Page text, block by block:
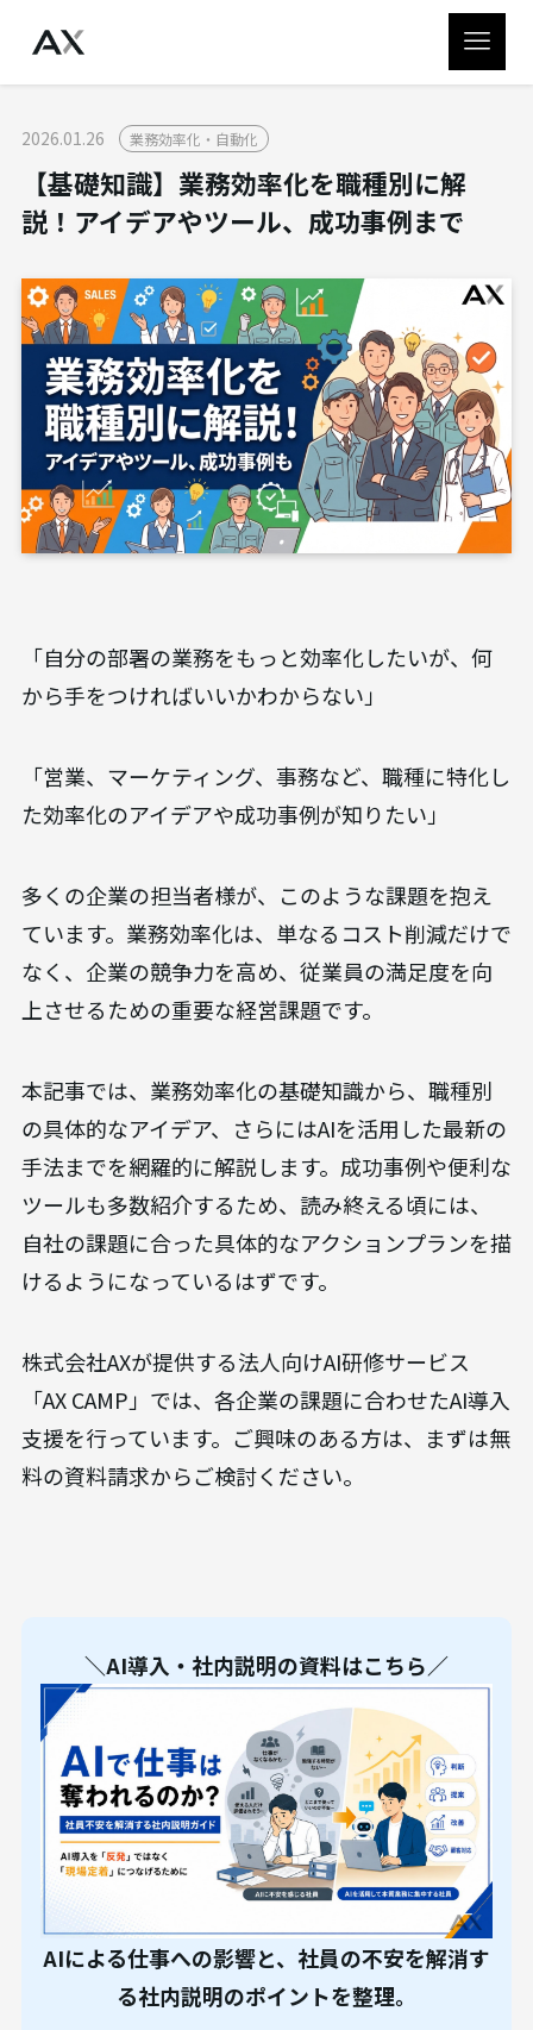
2026.01.26 業務効率化・自動化
【基礎知識】業務効率化を職種別に解
説！アイデアやツール、成功事例まで
「自分の部署の業務をもっと効率化したいが、何
から手をつければいいかわからない」
「営業、マーケティング、事務など、職種に特化し
た効率化のアイデアや成功事例が知りたい」
多くの企業の担当者様が、このような課題を抱え
ています。業務効率化は、単なるコスト削減だけで
なく、企業の競争力を高め、従業員の満足度を向
上させるための重要な経営課題です。
本記事では、業務効率化の基礎知識から、職種別
の具体的なアイデア、さらにはAIを活用した最新の
手法までを網羅的に解説します。成功事例や便利な
ツールも多数紹介するため、読み終える頃には、
自社の課題に合った具体的なアクションプランを描
けるようになっているはずです。
株式会社AXが提供する法人向けAI研修サービス
「AX CAMP」では、各企業の課題に合わせたAI導入
支援を行っています。ご興味のある方は、まずは無
料の資料請求からご検討ください。
＼AI導入・社内説明の資料はこちら／
AIによる仕事への影響と、社員の不安を解消す
る社内説明のポイントを整理。